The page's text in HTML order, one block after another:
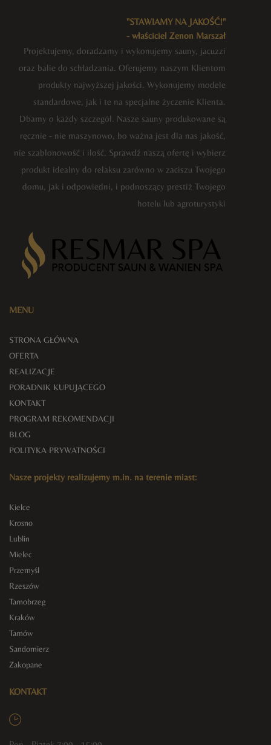
"STAWIAMY NA JAKOŚĆ!"
- właściciel Zenon Marszał
Projektujemy, doradzamy i wykonujemy sauny, jacuzzi
oraz balie do schładzania. Oferujemy naszym Klientom
produkty najwyższej jakości. Wykonujemy modele
standardowe, jak i te na specjalne życzenie Klienta.
Dbamy o każdy szczegół. Nasze sauny produkowane są
ręcznie - nie maszynowo, bo ważna jest dla nas jakość,
nie szablonowość i ilość. Sprawdź naszą ofertę i wybierz
produkt idealny do relaksu zarówno w zaciszu Twojego
domu, jak i odpowiedni, i podnoszący prestiż Twojego
hotelu lub agroturystyki
MENU
STRONA GŁÓWNA
OFERTA
REALIZACJE
PORADNIK KUPUJĄCEGO
KONTAKT
PROGRAM REKOMENDACJI
BLOG
POLITYKA PRYWATNOŚCI
Nasze projekty realizujemy m.in. na terenie miast:
Kielce
Krosno
Lublin
Mielec
Przemyśl
Rzeszów
Tarnobrzeg
Kraków
Tarnów
Sandomierz
Zakopane
KONTAKT